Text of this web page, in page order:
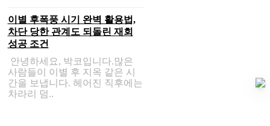
이별 후폭풍 시기 완벽 활용법,
차단 당한 관계도 되돌린 재회
성공 조건
안녕하세요, 박코입니다.많은
사람들이 이별 후 지옥 같은 시
간을 보냅니다. 헤어진 직후에는
차라리 덤..